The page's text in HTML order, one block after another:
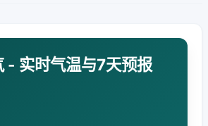
- 实时气温与7天预报